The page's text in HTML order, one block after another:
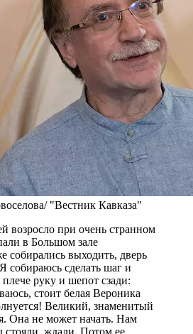
"Вестник Кавказа"
возросло при очень странном
в Большом зале
собирались выходить, дверь
собираюсь сделать шаг и
руку и шепот сзади:
стоит белая Вероника
Великий, знаменитый
Она не может начать. Нам
ждали. Потом ее